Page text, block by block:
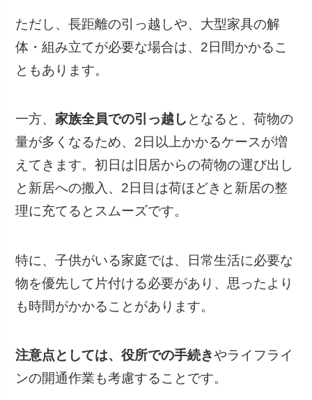
ただし、長距離の引っ越しや、大型家具の解
体・組み立てが必要な場合は、2日間かかるこ
ともあります。
一方、家族全員での引っ越し となると、荷物の
量が多くなるため、2日以上かかるケースが増
えてきます。初日は旧居からの荷物の運び出し
と新居への搬入、2日目は荷ほどきと新居の整
理に充てるとスムーズです。
特に、子供がいる家庭では、日常生活に必要な
物を優先して片付ける必要があり、思ったより
も時間がかかることがあります。
注意点としては、役所での手続きやライフライ
ンの開通作業も考慮することです。